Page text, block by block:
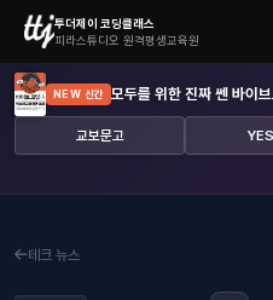
투더제이 코딩클래스
피라스튜디오 원격평생교육원
NEW 신간 모두를 위한 진짜 쎈 바이
교보문고
테크 뉴스